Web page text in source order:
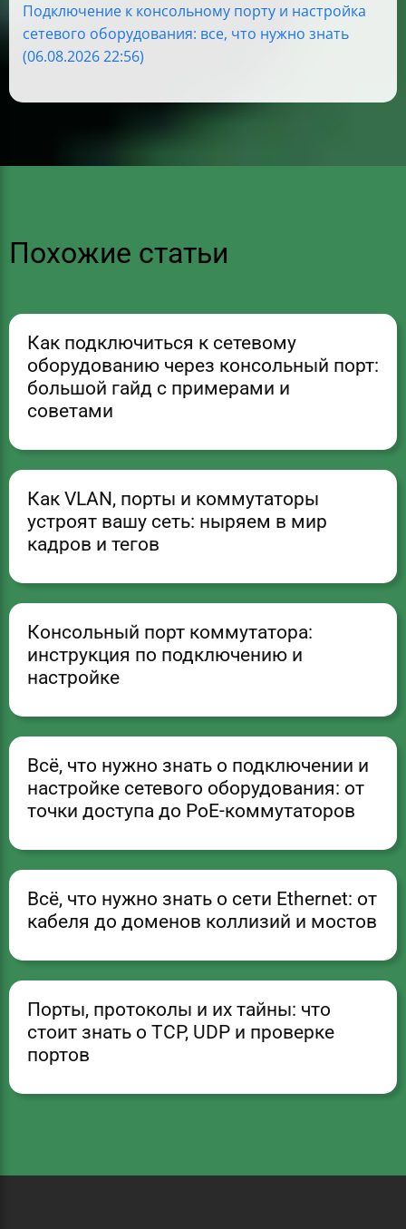
Подключение к консольному порту и настройка
сетевого оборудования: все, что нужно знать
(06.08.2026 22:56)
Похожие статьи
Как подключиться к сетевому
оборудованию через консольный порт:
большой гайд с примерами и
советами
Как VLAN, порты и коммутаторы
устроят вашу сеть: ныряем в мир
кадров и тегов
Консольный порт коммутатора:
инструкция по подключению и
настройке
Всё, что нужно знать о подключении и
настройке сетевого оборудования: от
точки доступа до PoE-коммутаторов
Всё, что нужно знать о сети Ethernet: от
кабеля до доменов коллизий и мостов
Порты, протоколы и их тайны: что
стоит знать о TCP, UDP и проверке
портов